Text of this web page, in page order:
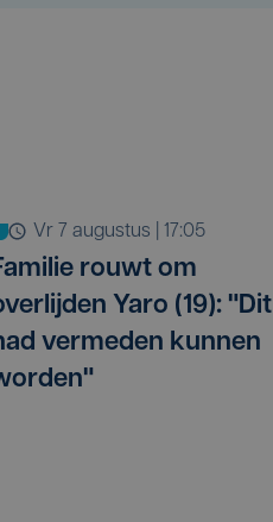
vr 7 augustus | 17:05
rouwt om
Yaro (19): "Dit
vermeden kunnen